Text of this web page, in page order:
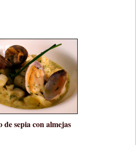
de sepia con almejas